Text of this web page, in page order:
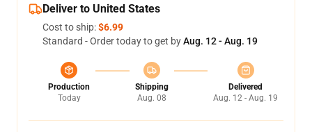
Deliver to United States
Cost to ship:$6.99
Standard - Order today to get byAug. 12 - Aug. 19
Production
Today
Shipping
Aug. 08
Delivered
Aug. 12 - Aug. 19